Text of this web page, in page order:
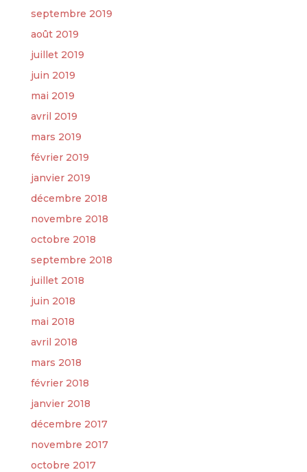
septembre 2019
août 2019
juillet 2019
juin 2019
mai 2019
avril 2019
mars 2019
février 2019
janvier 2019
décembre 2018
novembre 2018
octobre 2018
septembre 2018
juillet 2018
juin 2018
mai 2018
avril 2018
mars 2018
février 2018
janvier 2018
décembre 2017
novembre 2017
octobre 2017